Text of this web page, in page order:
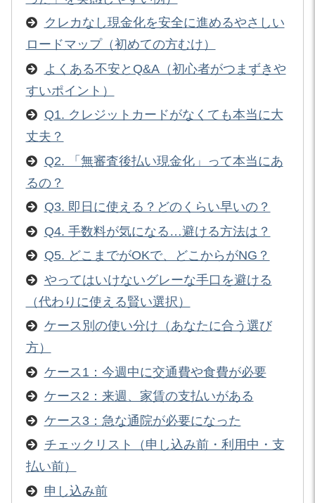
クレカなし現金化を安全に進めるやさしい
ロードマップ（初めての方むけ）
よくある不安とQ&A（初心者がつまずきや
すいポイント）
Q1. クレジットカードがなくても本当に大
丈夫？
Q2. 「無審査後払い現金化」って本当にあ
るの？
Q3. 即日に使える？どのくらい早いの？
Q4. 手数料が気になる…避ける方法は？
Q5. どこまでがOKで、どこからがNG？
やってはいけないグレーな手口を避ける
（代わりに使える賢い選択）
ケース別の使い分け（あなたに合う選び
方）
ケース1：今週中に交通費や食費が必要
ケース2：来週、家賃の支払いがある
ケース3：急な通院が必要になった
チェックリスト（申し込み前・利用中・支
払い前）
申し込み前